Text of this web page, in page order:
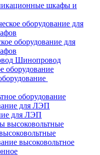
шкафы и
оборудование для
Шинопровод
оборудование
для ЛЭП